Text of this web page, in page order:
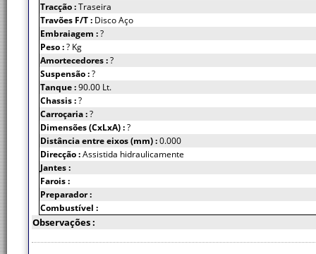
Tracção :Traseira
Travões F/T : Disco Aço
Embraiagem :?
Peso :? Kg
Amortecedores :?
Suspensão :?
Tanque :90.00 Lt.
Chassis :?
Carroçaria :?
Dimensões (CxLxA) :?
Distância entre eixos (mm) :0.000
Direcção :Assistida hidraulicamente
Jantes :
Farois :
Preparador :
Combustível :
Observações :